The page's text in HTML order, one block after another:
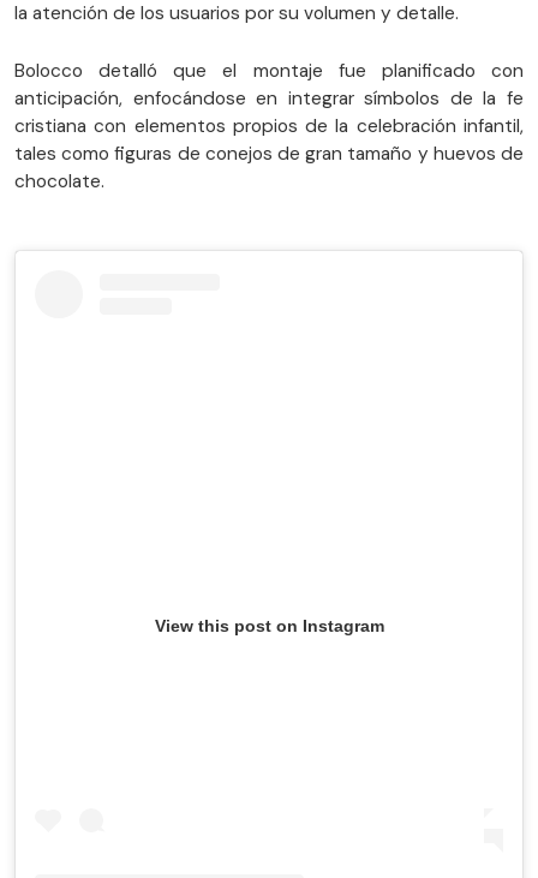
la atención de los usuarios por su volumen y detalle.
Bolocco detalló que el montaje fue planificado con
anticipación, enfocándose en integrar símbolos de la fe
cristiana con elementos propios de la celebración infantil,
tales como figuras de conejos de gran tamaño y huevos de
chocolate.
View this post on Instagram